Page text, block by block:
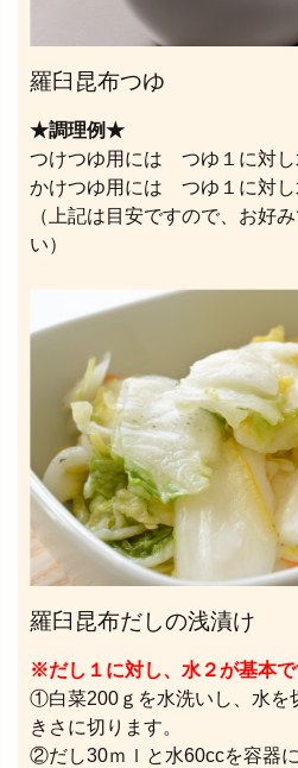
羅臼昆布つゆ
★調理例★
つけつゆ用には つゆ１に対し
かけつゆ用には つゆ１に対し
（上記は目安ですので、お好
い）
羅臼昆布だしの浅漬け
※だし１に対し、水２が基本で
①白菜200ｇを水洗いし、水を
きさに切ります。
②だし30ｍｌと水60ccを容器